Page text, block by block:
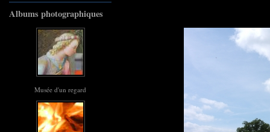
Albums photographiques
Musée d'un regard